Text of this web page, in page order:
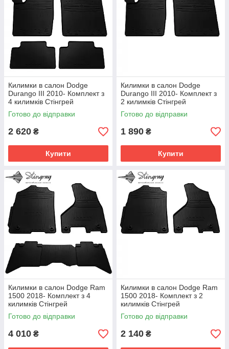
Килимки в салон Dodge
Durango III 2010- Комплект з
4 килимків Стінгрей
Готово до відправки
2 620 ₴
Купити
Килимки в салон Dodge
Durango III 2010- Комплект з
2 килимків Стінгрей
Готово до відправки
1 890 ₴
Купити
Килимки в салон Dodge Ram
1500 2018- Комплект з 4
килимків Стінгрей
Готово до відправки
4 010 ₴
Килимки в салон Dodge Ram
1500 2018- Комплект з 2
килимків Стінгрей
Готово до відправки
2 140 ₴